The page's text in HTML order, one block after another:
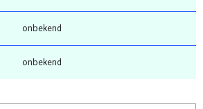
onbekend
onbekend